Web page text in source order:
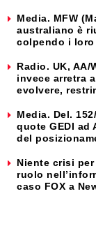
Media. MFW
australiano è
colpendo i
Radio. UK,
invece arretra
evolvere,
Media. Del.
quote GEDI ad
del
Niente crisi
ruolo
caso FOX a